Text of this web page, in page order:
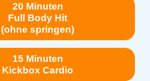
20 Minuten
Full Body Hit
(ohne springen)
15 Minuten
Kickbox Cardio